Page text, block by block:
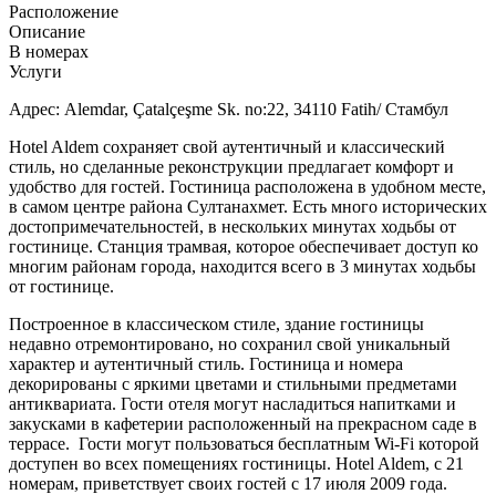
Расположение
Описание
В номерах
Услуги
Адрес: Alemdar, Çatalçeşme Sk. no:22, 34110 Fatih/ Стамбул
Hotel Aldem сохраняет свой аутентичный и классический
стиль, но сделанные реконструкции предлагает комфорт и
удобство для гостей. Гостиница расположена в удобном месте,
в самом центре района Султанахмет. Есть много исторических
достопримечательностей, в нескольких минутах ходьбы от
гостинице. Станция трамвая, которое обеспечивает доступ ко
многим районам города, находится всего в 3 минутах ходьбы
от гостинице.
Построенное в классическом стиле, здание гостиницы
недавно отремонтировано, но сохранил свой уникальный
характер и аутентичный стиль. Гостиница и номера
декорированы с яркими цветами и стильными предметами
антиквариата. Гости отеля могут насладиться напитками и
закусками в кафетерии расположенный на прекрасном саде в
террасе. Гости могут пользоваться бесплатным Wi-Fi которой
доступен во всех помещениях гостиницы. Hotel Aldem, с 21
номерам, приветствует своих гостей с 17 июля 2009 года.